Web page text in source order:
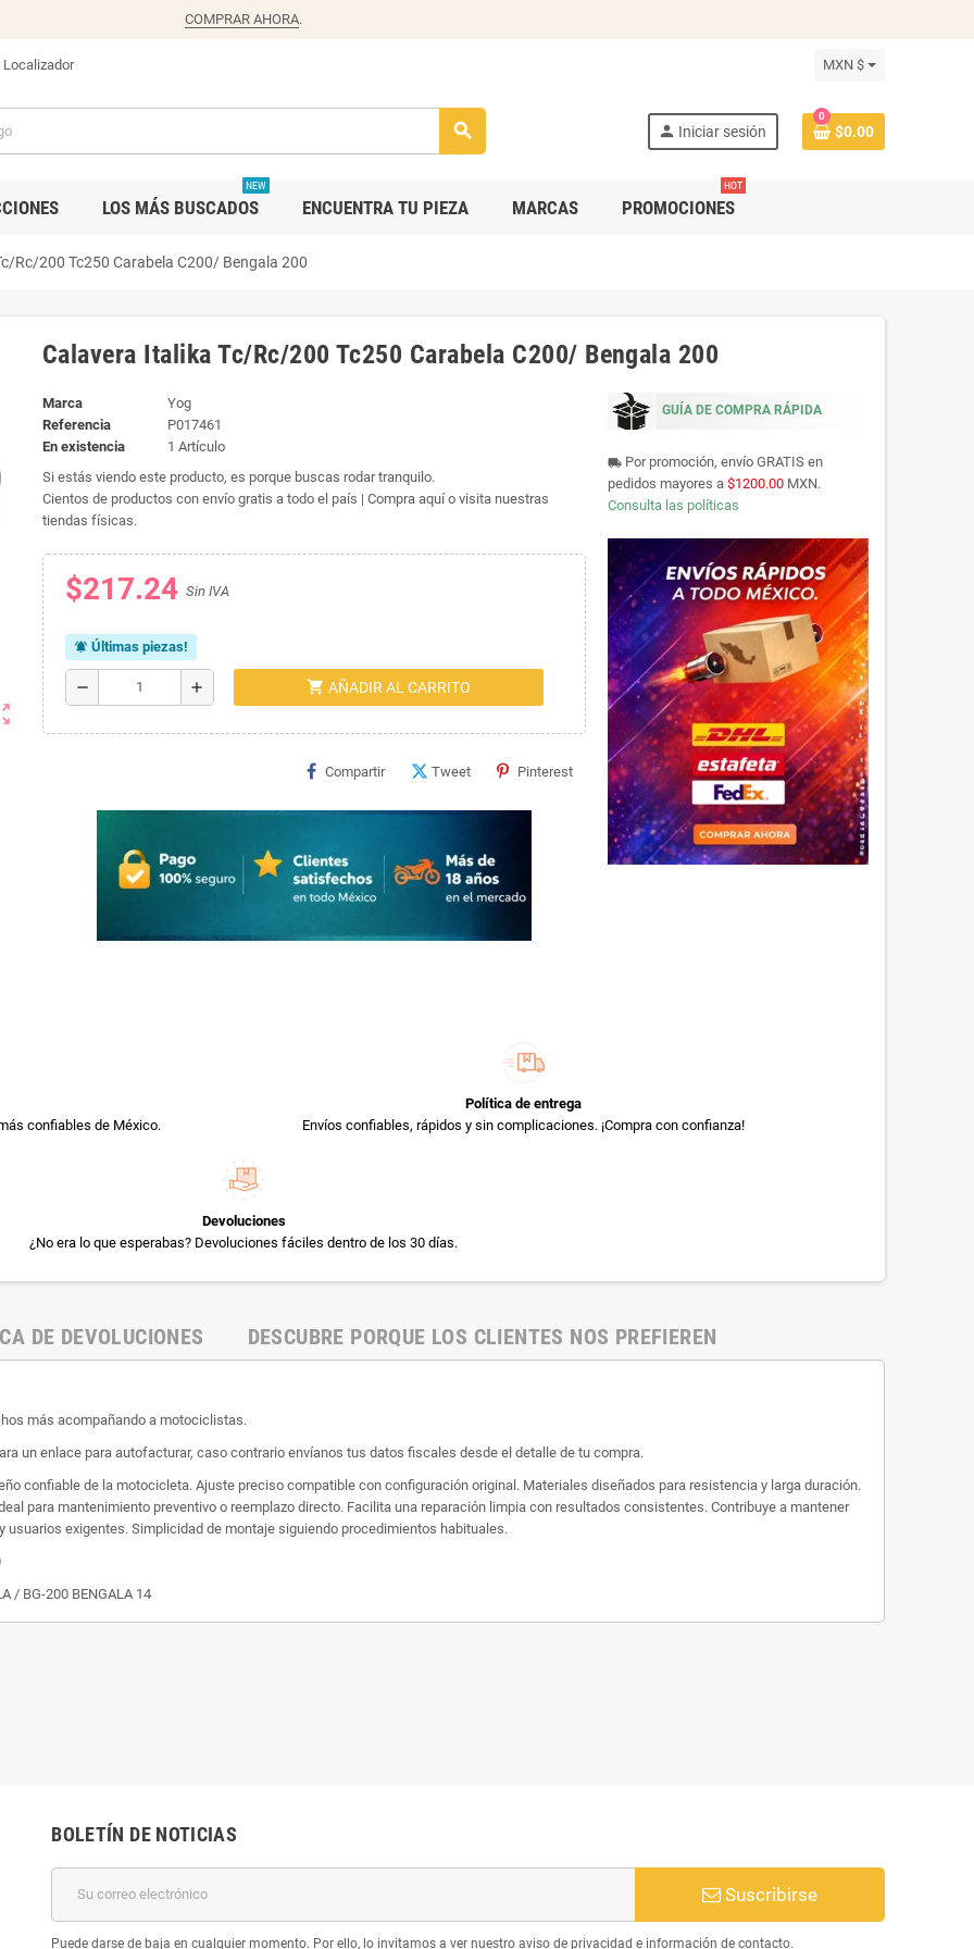
COMPRAR AHORA.
Localizador MXN $
search person Iniciar sesión
0
$0.00
LOS MÁS BUSCADOS
NEW
ENCUENTRA TU PIEZA MARCAS PROMOCIONES
HOT
Rc/200 Tc250 Carabela C200/ Bengala 200
Calavera Italika Tc/Rc/200 Tc250 Carabela C200/ Bengala 200
Marca
Yog
Referencia
P017461
En existencia
1 Artículo
Si estás viendo este producto, es porque buscas rodar tranquilo.
Cientos de productos con envío gratis a todo el país | Compra aquí o visita nuestras
tiendas físicas.
$217.24 Sin IVA
notifications_active Últimas piezas!
remove add shopping_cart AÑADIR AL CARRITO
Compartir Tweet Pinterest
GUÍA DE COMPRA RÁPIDA
local_shippingPor promoción, envío GRATIS en
pedidos mayores a $1200.00MXN.
Consulta las políticas
confiables de México.
Política de entrega
Envíos confiables, rápidos y sin complicaciones. ¡Compra con confianza!
Devoluciones
¿No era lo que esperabas? Devoluciones fáciles dentro de los 30 días.
DE DEVOLUCIONES DESCUBRE PORQUE LOS CLIENTES NOS PREFIEREN
más acompañando a motociclistas.
un enlace para autofacturar, caso contrario envíanos tus datos fiscales desde el detalle de tu compra.
confiable de la motocicleta. Ajuste preciso compatible con configuración original. Materiales diseñados para resistencia y larga duración.
para mantenimiento preventivo o reemplazo directo. Facilita una reparación limpia con resultados consistentes. Contribuye a mantener
usuarios exigentes. Simplicidad de montaje siguiendo procedimientos habituales.
/ BG-200 BENGALA 14
BOLETÍN DE NOTICIAS
Suscribirse
Puede darse de baja en cualquier momento. Por ello, lo invitamos a ver nuestro aviso de privacidad e información de contacto.